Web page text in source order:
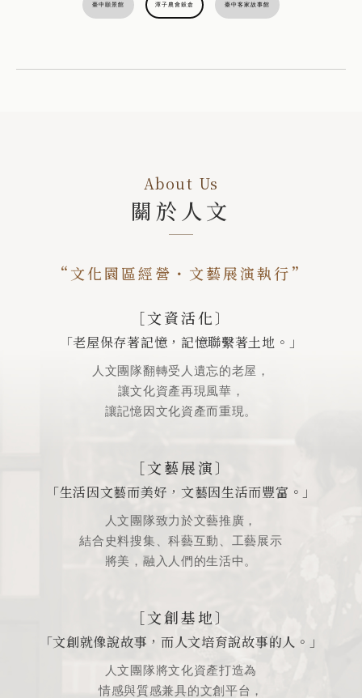
臺中願景館 潭子農會穀倉 臺中客家故事館
About Us
關於人文
“文化園區經營・文藝展演執行”
［文資活化〕
「老屋保存著記憶，記憶聯繫著土地。」
人文團隊翻轉受人遺忘的老屋，
讓文化資產再現風華，
讓記憶因文化資產而重現。
［文藝展演〕
「生活因文藝而美好，文藝因生活而豐富。」
人文團隊致力於文藝推廣，
結合史料搜集、科藝互動、工藝展示
將美，融入人們的生活中。
［文創基地〕
「文創就像說故事，而人文培育說故事的人。」
人文團隊將文化資產打造為
情感與質感兼具的文創平台，